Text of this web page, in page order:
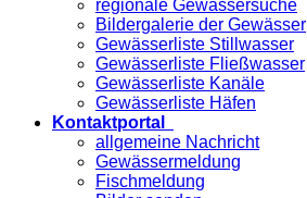
regionale Gewässersuche
Bildergalerie der Gewässer
Gewässerliste Stillwasser
Gewässerliste Fließwasser
Gewässerliste Kanäle
Gewässerliste Häfen
Kontaktportal
allgemeine Nachricht
Gewässermeldung
Fischmeldung